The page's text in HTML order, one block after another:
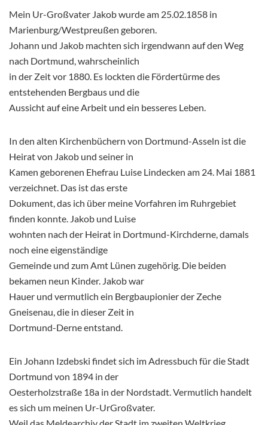
Mein Ur-Großvater Jakob wurde am 25.02.1858 in
Marienburg/Westpreußen geboren.
Johann und Jakob machten sich irgendwann auf den Weg
nach Dortmund, wahrscheinlich
in der Zeit vor 1880. Es lockten die Fördertürme des
entstehenden Bergbaus und die
Aussicht auf eine Arbeit und ein besseres Leben.
In den alten Kirchenbüchern von Dortmund-Asseln ist die
Heirat von Jakob und seiner in
Kamen geborenen Ehefrau Luise Lindecken am 24. Mai 1881
verzeichnet. Das ist das erste
Dokument, das ich über meine Vorfahren im Ruhrgebiet
finden konnte. Jakob und Luise
wohnten nach der Heirat in Dortmund-Kirchderne, damals
noch eine eigenständige
Gemeinde und zum Amt Lünen zugehörig. Die beiden
bekamen neun Kinder. Jakob war
Hauer und vermutlich ein Bergbaupionier der Zeche
Gneisenau, die in dieser Zeit in
Dortmund-Derne entstand.
Ein Johann Izdebski findet sich im Adressbuch für die Stadt
Dortmund von 1894 in der
Oesterholzstraße 18a in der Nordstadt. Vermutlich handelt
es sich um meinen Ur-UrGroßvater.